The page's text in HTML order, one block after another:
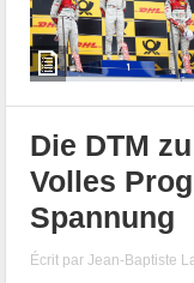
Die DTM
Volles
Spannung
Écrit parJean-Baptiste